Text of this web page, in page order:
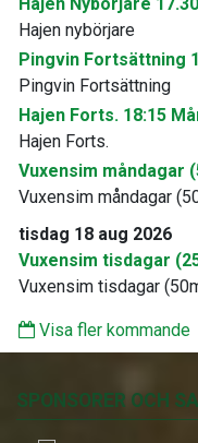
Hajen nybörjare
Pingvin Fortsättning
Pingvin Fortsättning
Hajen Forts. 18:15
Hajen Forts.
Vuxensim måndagar
Vuxensim måndagar
tisdag 18 aug 2026
Vuxensim tisdagar
Vuxensim tisdagar
Visa fler kommande
SPONSORER OCH